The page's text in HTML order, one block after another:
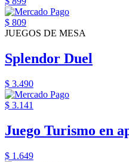
$ 809
JUEGOS DE MESA
Splendor Duel
$ 3.490
$ 3.141
Juego Turismo en
$ 1.649